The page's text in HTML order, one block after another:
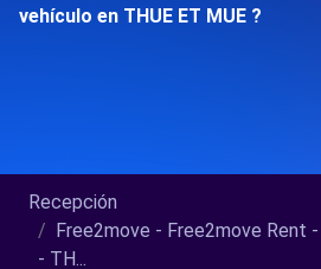
vehículo en THUE ET MUE ?
Recepción
Free2move - Free2move Rent
- TH...